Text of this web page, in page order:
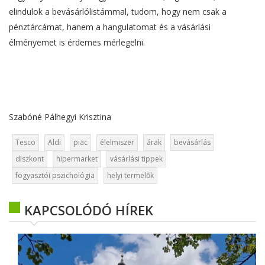
elindulok a bevásárlólistámmal, tudom, hogy nem csak a
pénztárcámat, hanem a hangulatomat és a vásárlási
élményemet is érdemes mérlegelni.
Szabóné Pálhegyi Krisztina
Tesco Aldi piac élelmiszer árak
bevásárlás
diszkont
hipermarket
vásárlási tippek
fogyasztói pszichológia
helyi termelők
KAPCSOLÓDÓ HÍREK